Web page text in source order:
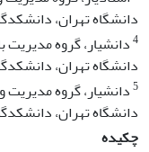
دانشگاه تهران،
4دانشیار، گروه
دانشگاه تهران،
5دانشیار، گروه
دانشگاه تهران،
چکیده